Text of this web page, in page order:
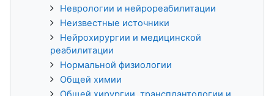
Неврологии и нейрореабилитации
Неизвестные источники
Нейрохирургии и медицинской
реабилитации
Нормальной физиологии
Общей химии